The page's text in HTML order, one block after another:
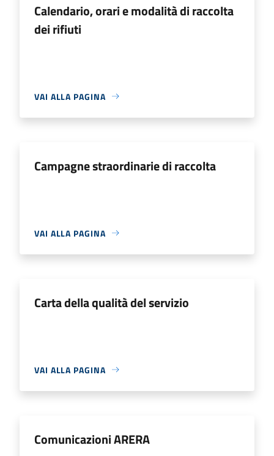
Calendario, orari e modalità di raccolta
dei rifiuti
VAI ALLA PAGINA
Campagne straordinarie di raccolta
VAI ALLA PAGINA
Carta della qualità del servizio
VAI ALLA PAGINA
Comunicazioni ARERA